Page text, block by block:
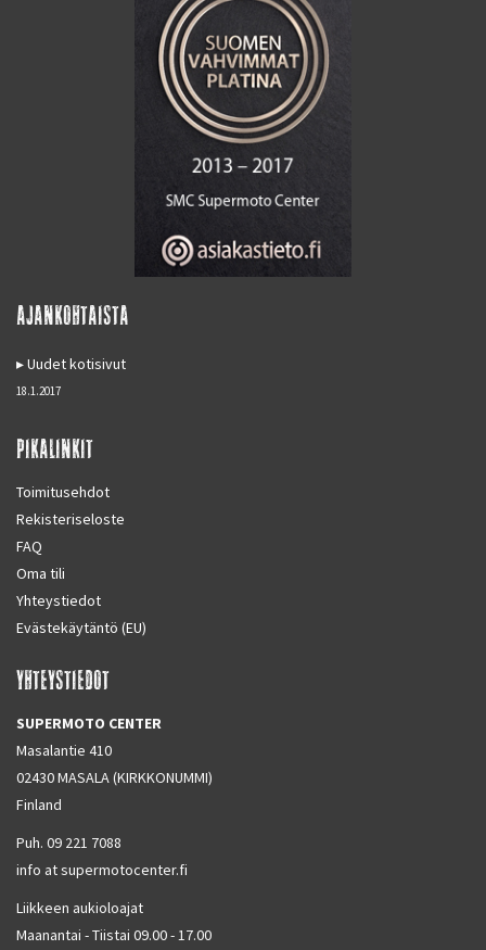
AJANKOHTAISTA
Uudet kotisivut
18.1.2017
PIKALINKIT
Toimitusehdot
Rekisteriseloste
FAQ
Oma tili
Yhteystiedot
Evästekäytäntö (EU)
YHTEYSTIEDOT
SUPERMOTO CENTER
Masalantie 410
02430 MASALA (KIRKKONUMMI)
Finland
Puh. 09 221 7088
info at supermotocenter.fi
Liikkeen aukioloajat
Maanantai - Tiistai 09.00 - 17.00